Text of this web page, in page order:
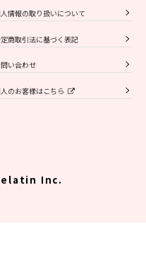
情報の取り扱いについて
商取引法に基づく表記
い合わせ
のお客様はこちら
Inc.